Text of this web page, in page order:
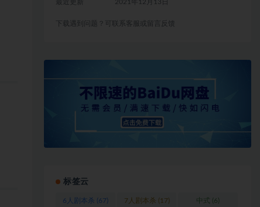
最近更新 2021年12月13日
下载遇到问题？可联系客服或留言反馈
标签云
6人剧本杀 (67) 7人剧本杀 (17) 中式 (6)